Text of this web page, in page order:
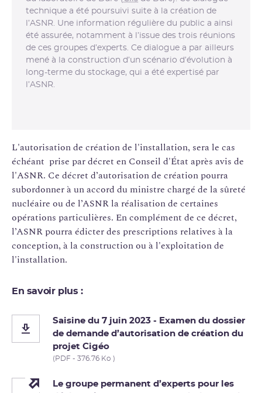
technique a été poursuivi suite à la création de
l’ASNR. Une information régulière du public a ainsi
été assurée, notamment à l’issue des trois réunions
de ces groupes d’experts. Ce dialogue a par ailleurs
mené à la construction d’un scénario d’évolution à
long-terme du stockage, qui a été expertisé par
l’ASNR.
L'autorisation de création de l'installation, sera le cas
échéant prise par décret en Conseil d'État après avis de
l'ASNR. Ce décret d’autorisation de création pourra
subordonner à un accord du ministre chargé de la sûreté
nucléaire ou de l’ASNR la réalisation de certaines
opérations particulières. En complément de ce décret,
l’ASNR pourra édicter des prescriptions relatives à la
conception, à la construction ou à l'exploitation de
l'installation.
En savoir plus :
Saisine du 7 juin 2023 - Examen du dossier
de demande d’autorisation de création du
projet Cigéo
(PDF - 376.76 Ko )
Le groupe permanent d’experts pour les